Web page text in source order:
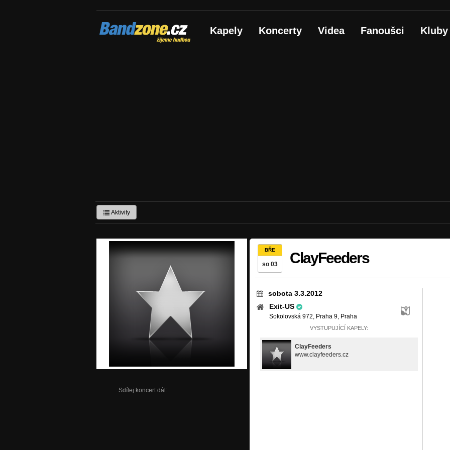
Bandzone.cz
žijeme hudbou Kapely Koncerty Videa Fanoušci Kluby
Aktivity
Sdílej koncert dál:
BŘE
so 03 ClayFeeders
sobota 3.3.2012
Exit-US
Sokolovská 972, Praha 9, Praha
VYSTUPUJÍCÍ KAPELY:
ClayFeeders
www.clayfeeders.cz